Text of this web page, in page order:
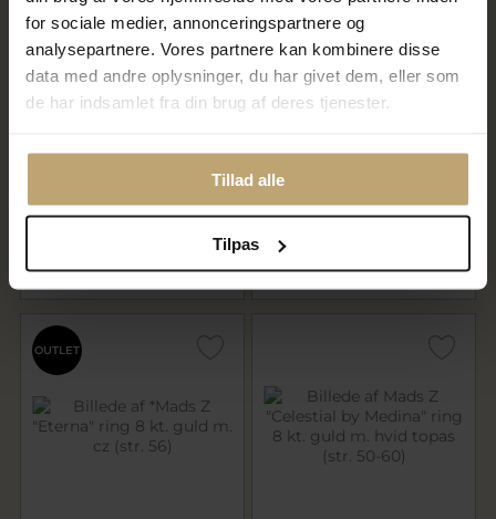
for sociale medier, annonceringspartnere og
analysepartnere. Vores partnere kan kombinere disse
data med andre oplysninger, du har givet dem, eller som
de har indsamlet fra din brug af deres tjenester.
Tillad alle
Tilpas
Mads Z "Celia" ring 8 kt. guld
Mads Z "Celestial by Medina"
ring sølv m. hvid topas (str.
1.695,00 kr
OUTLET